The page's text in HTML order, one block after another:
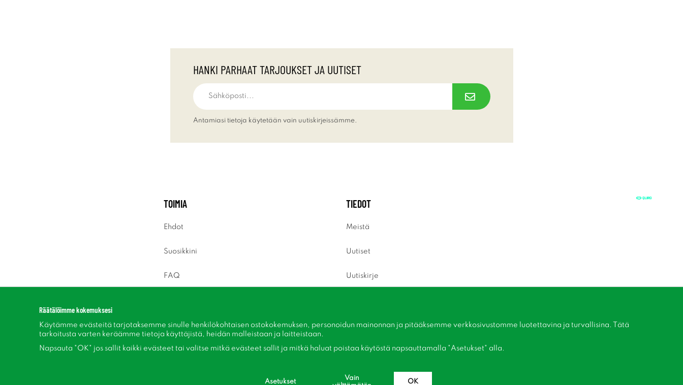
HANKI PARHAAT TARJOUKSET JA UUTISET
Antamiasi tietoja käytetään vain uutiskirjeissämme.
TOIMIA
Ehdot
Suosikkini
FAQ
TIEDOT
Meistä
Uutiset
Uutiskirje
Inspiraatiota
Räätälöimme kokemuksesi
Käytämme evästeitä tarjotaksemme sinulle henkilökohtaisen ostokokemuksen, personoidun mainonnan ja pitääksemme verkkosivustomme luotettavina ja turvallisina. Tätä
tarkoitusta varten keräämme tietoja käyttäjistä, heidän malleistaan ​​ja laitteistaan.
Napsauta "OK" jos sallit kaikki evästeet tai valitse mitkä evästeet sallit ja mitkä haluat poistaa käytöstä napsauttamalla "Asetukset" alla.
Asetukset
Vain
OK